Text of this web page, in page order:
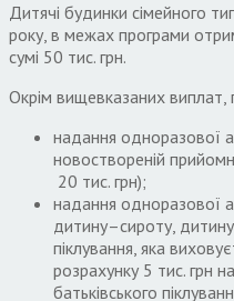
Дитячі будинки сімейного
року, в межах програми
сумі 50 тис. грн.
Окрім вищевказаних виплат,
надання одноразової
новоствореній
20 тис. грн);
надання одноразової
дитину–сироту, дитину
піклування, яка
розрахунку 5 тис. грн на
батьківського